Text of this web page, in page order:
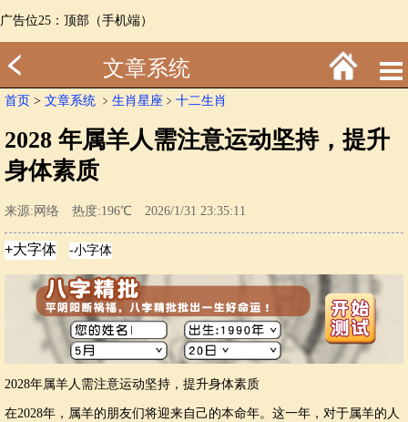
广告位25：顶部（手机端）
文章系统
首页 > 文章系统 ﹥ 生肖星座 ﹥ 十二生肖
2028 年属羊人需注意运动坚持，提升
身体素质
来源:网络 热度:196℃ 2026/1/31 23:35:11
2028年属羊人需注意运动坚持，提升身体素质
在2028年，属羊的朋友们将迎来自己的本命年。这一年，对于属羊的人